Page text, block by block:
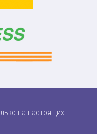
на настоящих